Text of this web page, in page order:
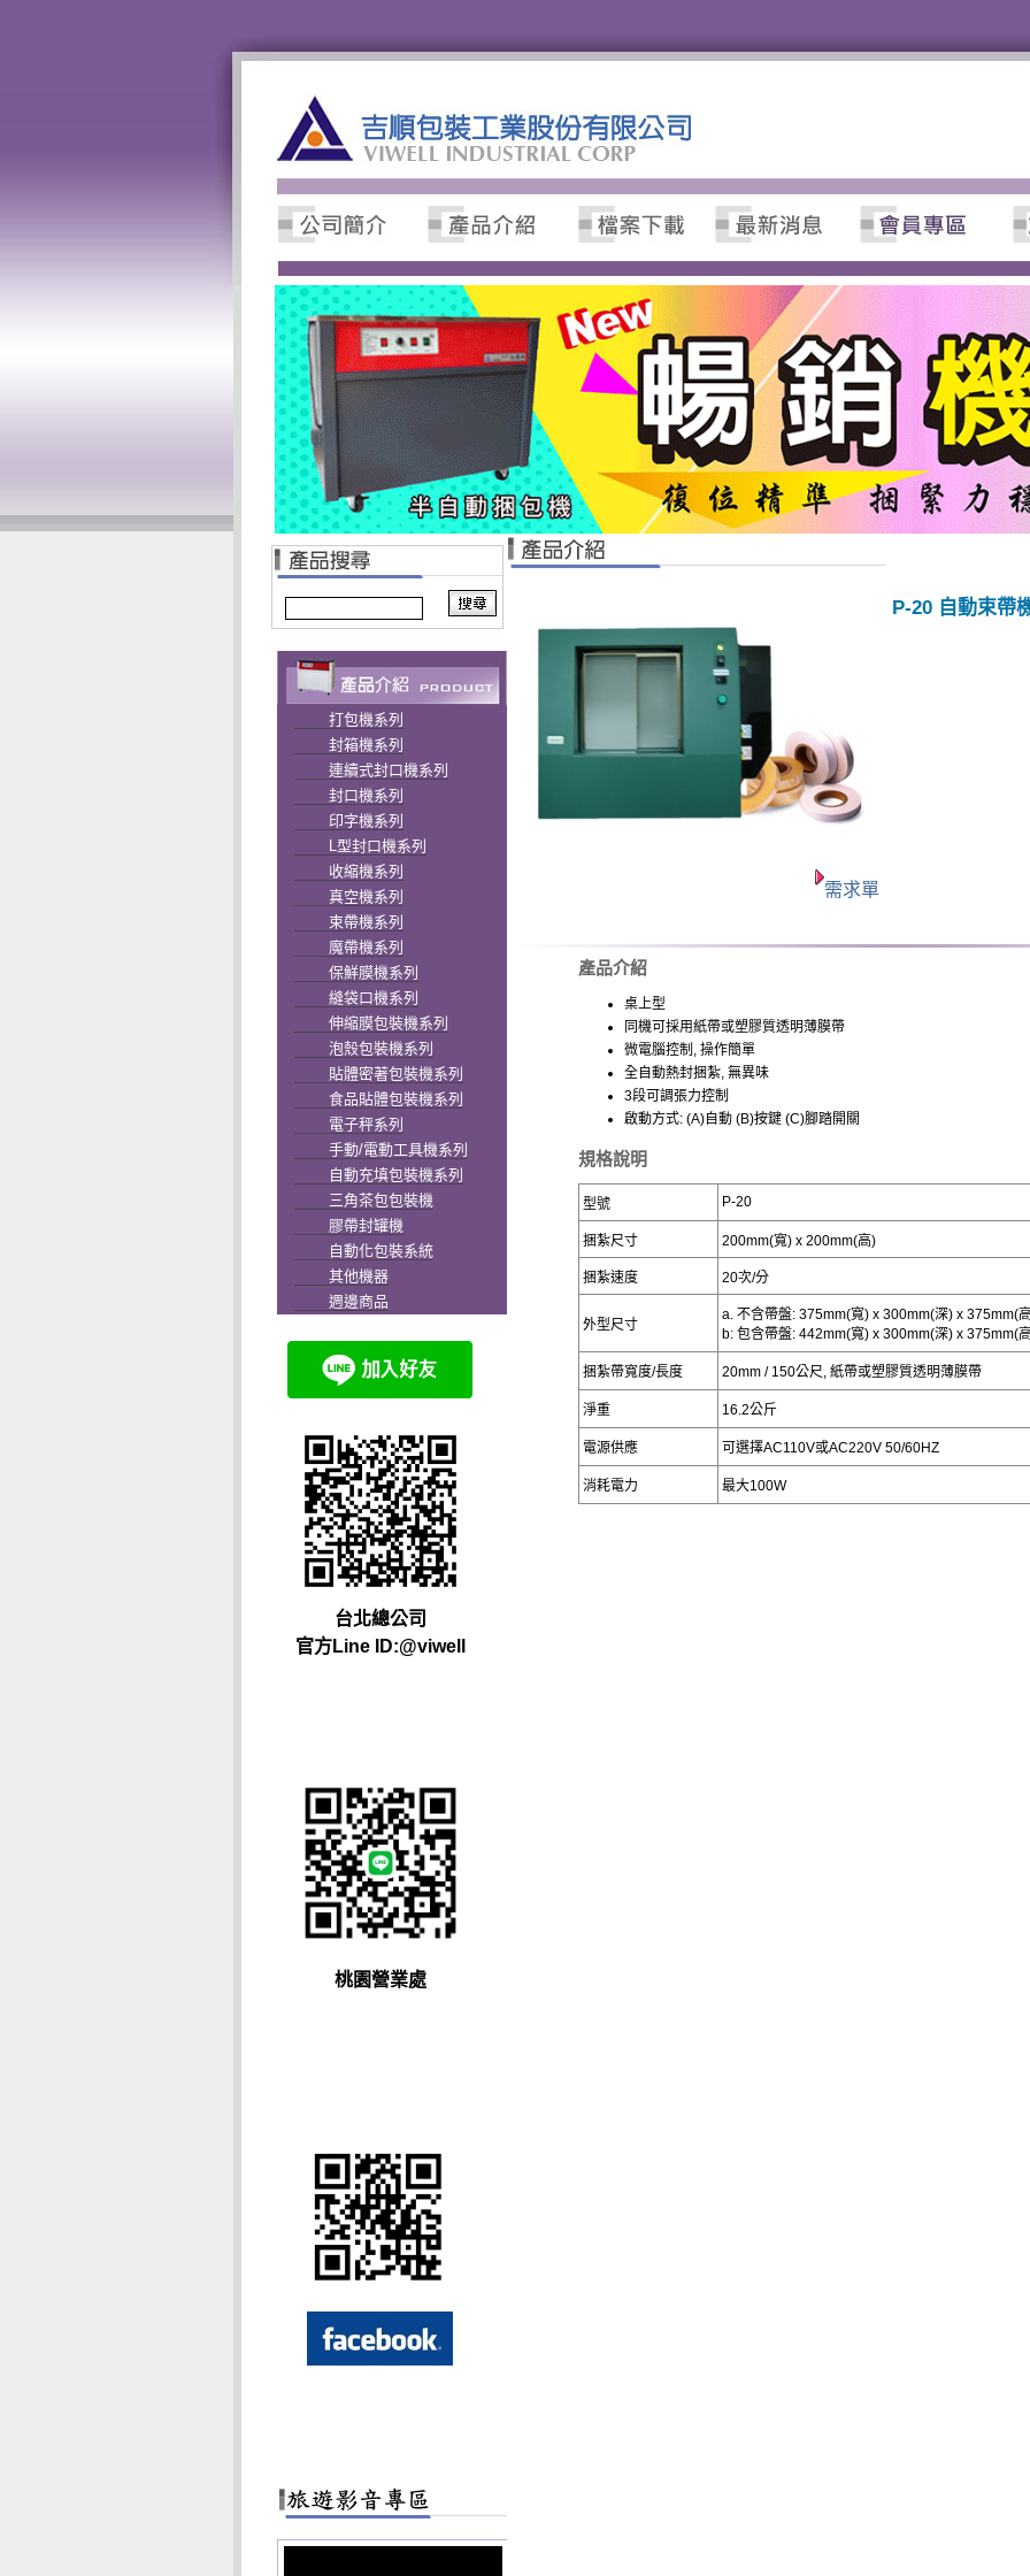
打包機系列
封箱機系列
連續式封口機系列
封口機系列
印字機系列
L型封口機系列
收縮機系列
真空機系列
束帶機系列
魔帶機系列
保鮮膜機系列
縫袋口機系列
伸縮膜包裝機系列
泡殼包裝機系列
貼體密著包裝機系列
食品貼體包裝機系列
電子秤系列
手動/電動工具機系列
自動充填包裝機系列
三角茶包包裝機
膠帶封罐機
自動化包裝系統
其他機器
週邊商品
台北總公司
官方Line ID:@viwell
桃園營業處
需求單
P-20 自動束帶
產品介紹
桌上型
同機可採用紙帶或塑膠質透明薄膜帶
微電腦控制, 操作簡單
全自動熱封捆紮, 無異味
3段可調張力控制
啟動方式: (A)自動 (B)按鍵 (C)腳踏開關
規格說明
型號 P-20
捆紮尺寸 200mm(寬) x 200mm(高)
捆紮速度 20次/分
外型尺寸
a. 不含帶盤: 375mm(寬) x 300mm(深) x 375mm(
b: 包含帶盤: 442mm(寬) x 300mm(深) x 375mm(
捆紮帶寬度/長度 20mm / 150公尺, 紙帶或塑膠質透明薄膜帶
淨重 16.2公斤
電源供應 可選擇AC110V或AC220V 50/60HZ
消耗電力 最大100W